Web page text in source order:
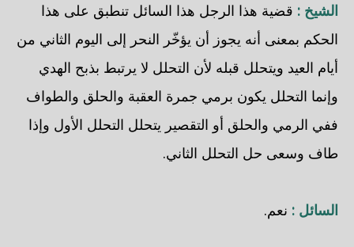
الشيخ : قضية هذا الرجل هذا السائل تنطبق على هذا
الحكم بمعنى أنه يجوز أن يؤخّر النحر إلى اليوم الثاني من
أيام العيد ويتحلل قبله لأن التحلل لا يرتبط بذبح الهدي
وإنما التحلل يكون برمي جمرة العقبة والحلق والطواف
ففي الرمي والحلق أو التقصير يتحلل التحلل الأول وإذا
طاف وسعى حل التحلل الثاني.
السائل : نعم.